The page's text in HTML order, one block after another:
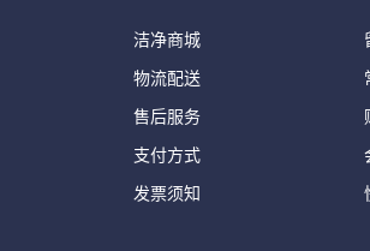
洁净商城
物流配送
售后服务
支付方式
发票须知